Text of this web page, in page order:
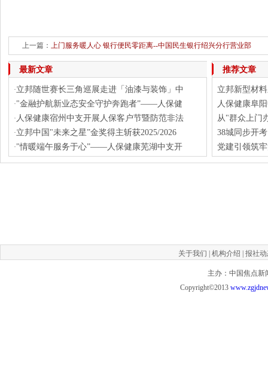
上一篇： 上门服务暖人心 银行便民零距离--中国民生银行绍兴分行营业部
下一篇：守护金融安全 共筑投资防线——民生银
最新文章
·立邦随世赛长三角巡展走进「油漆与装饰」中
·"金融护航新业态安全守护奔跑者”——人保健
· 人保健康宿州中支开展人保客户节暨防范非法
·立邦中国"未来之星”金奖得主斩获2025/2026
·"情暖端午服务于心”——人保健康芜湖中支开
推荐文章
立邦新型材
人保健康阜
从"群众上门
38城同步开
党建引领筑
关于我们 机构介绍 报社
主办：中国焦点新
Copyright©2013